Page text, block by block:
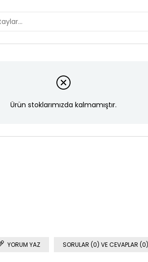
Ürün stoklarımızda kalmamıştır.
YORUM YAZ SORULAR (0) VE CEVAPLAR (0)